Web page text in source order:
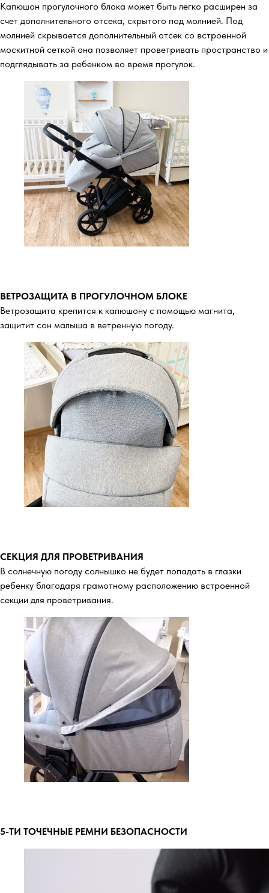
Капюшон прогулочного блока может быть легко расширен за
счет дополнительного отсека, скрытого под молнией. Под
молнией скрывается дополнительный отсек со встроенной
москитной сеткой она позволяет проветривать пространство и
подглядывать за ребенком во время прогулок.
ВЕТРОЗАЩИТА В ПРОГУЛОЧНОМ БЛОКЕ
Ветрозащита крепится к капюшону с помощью магнита,
защитит сон малыша в ветренную погоду.
СЕКЦИЯ ДЛЯ ПРОВЕТРИВАНИЯ
В солнечную погоду солнышко не будет попадать в глазки
ребенку благодаря грамотному расположению встроенной
секции для проветривания.
5-ТИ ТОЧЕЧНЫЕ РЕМНИ БЕЗОПАСНОСТИ